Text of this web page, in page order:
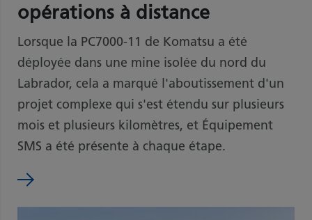
opérations à distance
Lorsque la PC7000-11 de Komatsu a été
déployée dans une mine isolée du nord du
Labrador, cela a marqué l'aboutissement d'un
projet complexe qui s'est étendu sur plusieurs
mois et plusieurs kilomètres, et Équipement
SMS a été présente à chaque étape.